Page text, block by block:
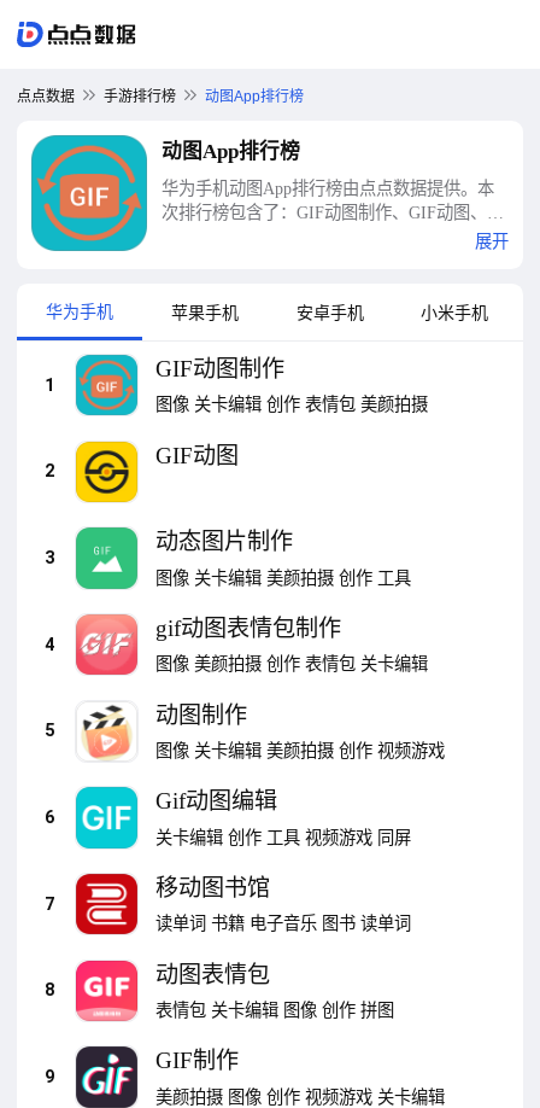
点点数据 手游排行榜 动图App排行榜
动图App排行榜
华为手机动图App排行榜由点点数据提供。本
次排行榜包含了：GIF动图制作、GIF动图、动
态图片制作、gif动图表情包制作、动图制作、
展开
华为手机 苹果手机 安卓手机 小米手机
1
GIF动图制作
图像 关卡编辑 创作 表情包 美颜拍摄
2
GIF动图
3
动态图片制作
图像 关卡编辑 美颜拍摄 创作 工具
4
gif动图表情包制作
图像 美颜拍摄 创作 表情包 关卡编辑
5
动图制作
图像 关卡编辑 美颜拍摄 创作 视频游戏
6
Gif动图编辑
关卡编辑 创作 工具 视频游戏 同屏
7
移动图书馆
读单词 书籍 电子音乐 图书 读单词
8
动图表情包
表情包 关卡编辑 图像 创作 拼图
9
GIF制作
美颜拍摄 图像 创作 视频游戏 关卡编辑